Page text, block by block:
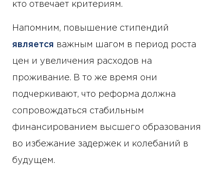
кто отвечает критериям.
Напомним, повышение стипендий
является важным шагом в период роста
цен и увеличения расходов на
проживание. В то же время они
подчеркивают, что реформа должна
сопровождаться стабильным
финансированием высшего образования
во избежание задержек и колебаний в
будущем.